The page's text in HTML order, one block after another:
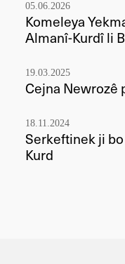
05.06.2026
Komeleya
Almanî-Kurdî li
19.03.2025
Cejna Newrozê
18.11.2024
Serkeftinek ji
Kurd